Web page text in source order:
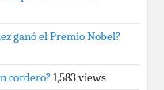
ganó el Premio Nobel?
cordero? 1,583 views